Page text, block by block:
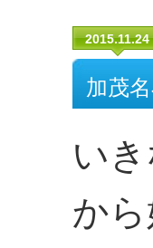
2015.11.24
加茂
い
か